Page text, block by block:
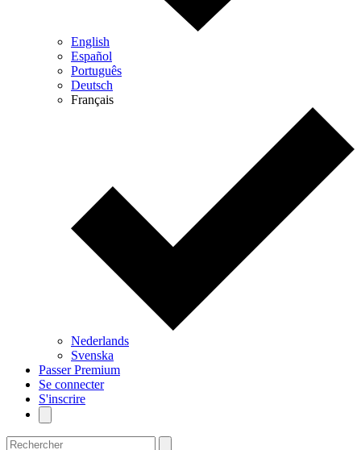
English
Español
Português
Deutsch
Français
Nederlands
Svenska
Passer Premium
Se connecter
S'inscrire